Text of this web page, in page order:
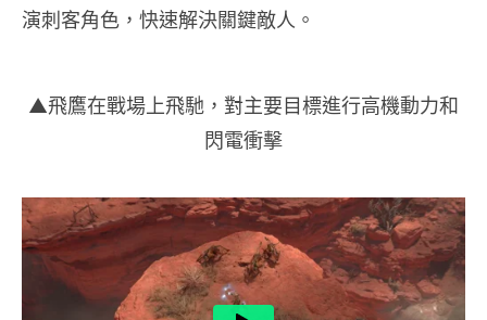
演刺客角色，快速解決關鍵敵人。
▲飛鷹在戰場上飛馳，對主要目標進行高機動力和
閃電衝擊